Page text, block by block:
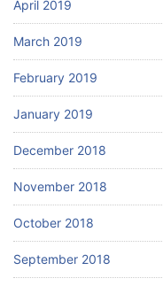
April 2019
March 2019
February 2019
January 2019
December 2018
November 2018
October 2018
September 2018